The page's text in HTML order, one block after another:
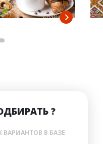
?
В БАЗЕ